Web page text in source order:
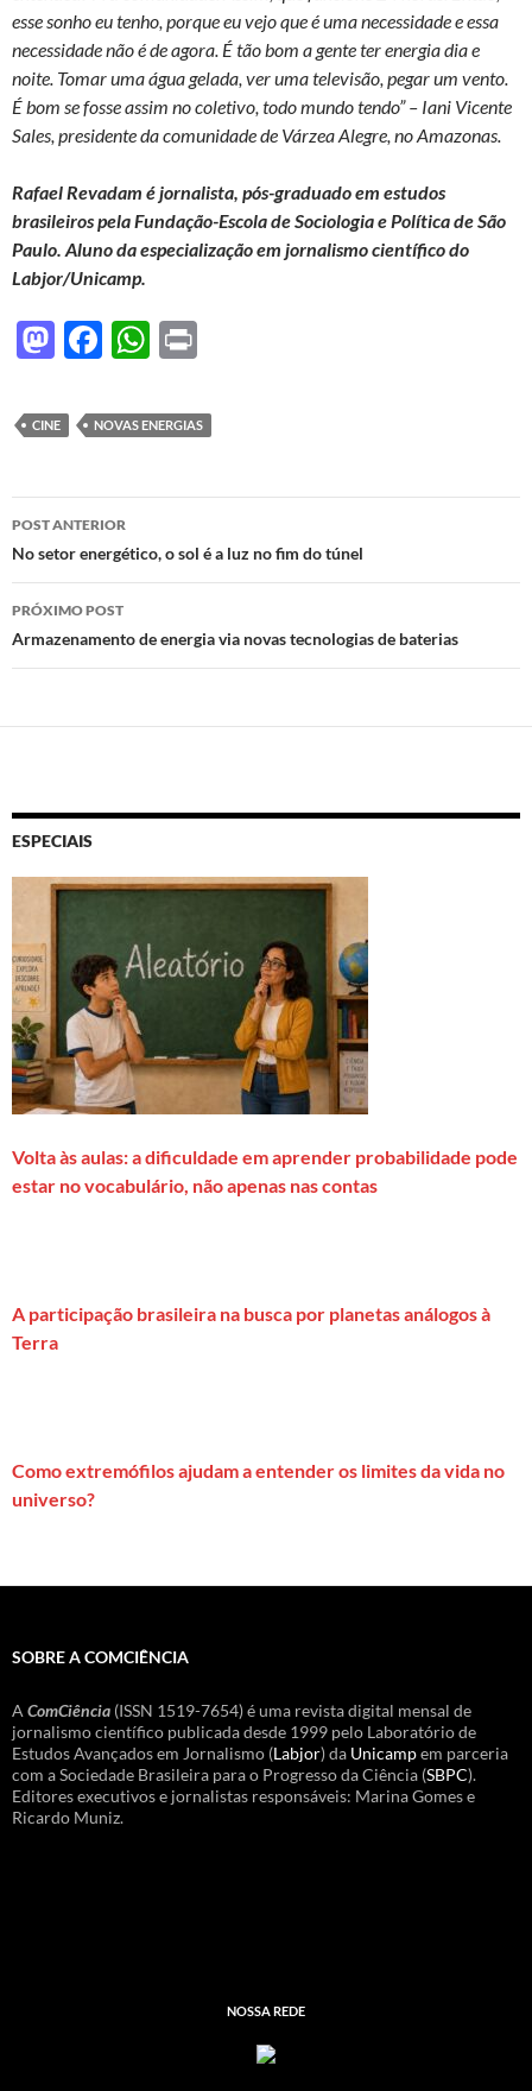
esse sonho eu tenho, porque eu vejo que é uma necessidade e essa
necessidade não é de agora. É tão bom a gente ter energia dia e
noite. Tomar uma água gelada, ver uma televisão, pegar um vento.
É bom se fosse assim no coletivo, todo mundo tendo” – Iani Vicente
Sales, presidente da comunidade de Várzea Alegre, no Amazonas.
Rafael Revadam é jornalista, pós-graduado em estudos
brasileiros pela Fundação-Escola de Sociologia e Política de São
Paulo. Aluno da especialização em jornalismo científico do
Labjor/Unicamp.
M
to
d
o
n
F
e
b
o
o
k
W
at
s
A
p
nt
CINE NOVAS ENERGIAS
Navegação
de
posts
POST ANTERIOR
No setor energético, o sol é a luz no fim do túnel
PRÓXIMO POST
Armazenamento de energia via novas tecnologias de baterias
ESPECIAIS
Volta às aulas: a dificuldade em aprender probabilidade pode
estar no vocabulário, não apenas nas contas
A participação brasileira na busca por planetas análogos à
Terra
Como extremófilos ajudam a entender os limites da vida no
universo?
SOBRE A COMCIÊNCIA
A ComCiência (ISSN 1519-7654) é uma revista digital mensal de
jornalismo científico publicada desde 1999 pelo Laboratório de
Estudos Avançados em Jornalismo (Labjor) da Unicampem parceria
com a Sociedade Brasileira para o Progresso da Ciência (SBPC).
Editores executivos e jornalistas responsáveis: Marina Gomes e
Ricardo Muniz.
NOSSA REDE